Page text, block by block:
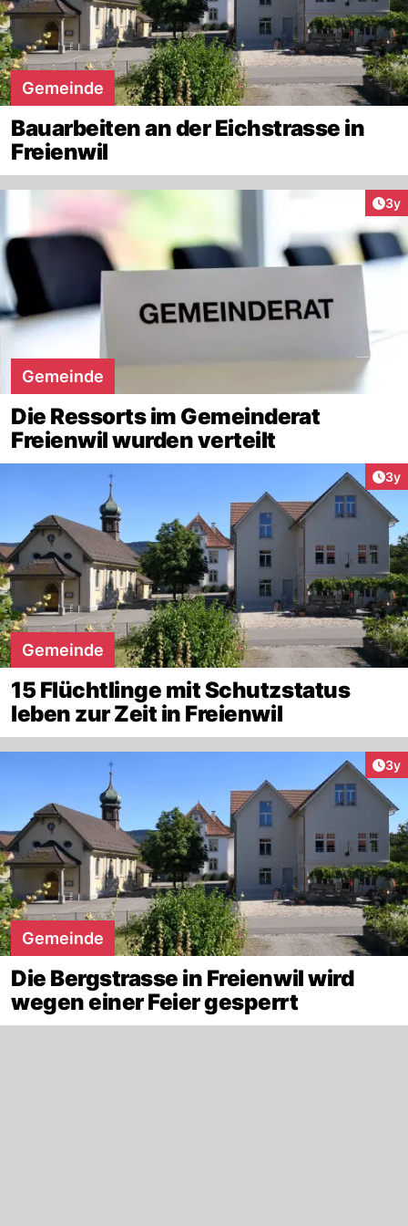
Gemeinde
Bauarbeiten an der Eichstrasse in
Freienwil
3y
Gemeinde
Die Ressorts im Gemeinderat
Freienwil wurden verteilt
3y
Gemeinde
15 Flüchtlinge mit Schutzstatus
leben zur Zeit in Freienwil
3y
Gemeinde
Die Bergstrasse in Freienwil wird
wegen einer Feier gesperrt